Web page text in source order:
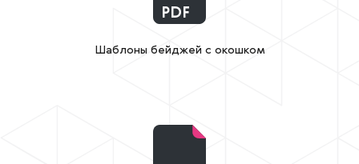
PDF
Шаблоны бейджей с окошком